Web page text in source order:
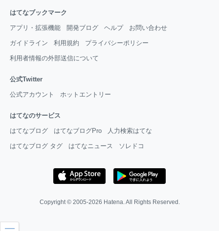
はてなブックマーク
アプリ・拡張機能 開発ブログ ヘルプ お問い合わせ
ガイドライン 利用規約 プライバシーポリシー
利用者情報の外部送信について
公式Twitter
公式アカウント ホットエントリー
はてなのサービス
はてなブログ はてなブログPro 人力検索はてな
はてなブログ タグ はてなニュース ソレドコ
Copyright © 2005-2026 Hatena . All Rights Reserved.